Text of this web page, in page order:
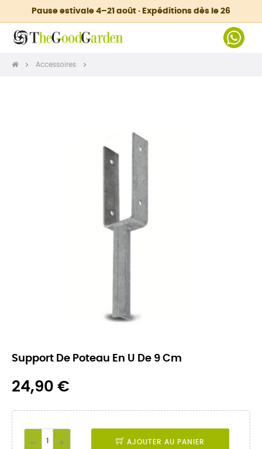
Pause estivale 4–21 août · Expéditions dès le 26
Accessoires
Support De Poteau En U De 9 Cm
24,90 €
AJOUTER AU PANIER